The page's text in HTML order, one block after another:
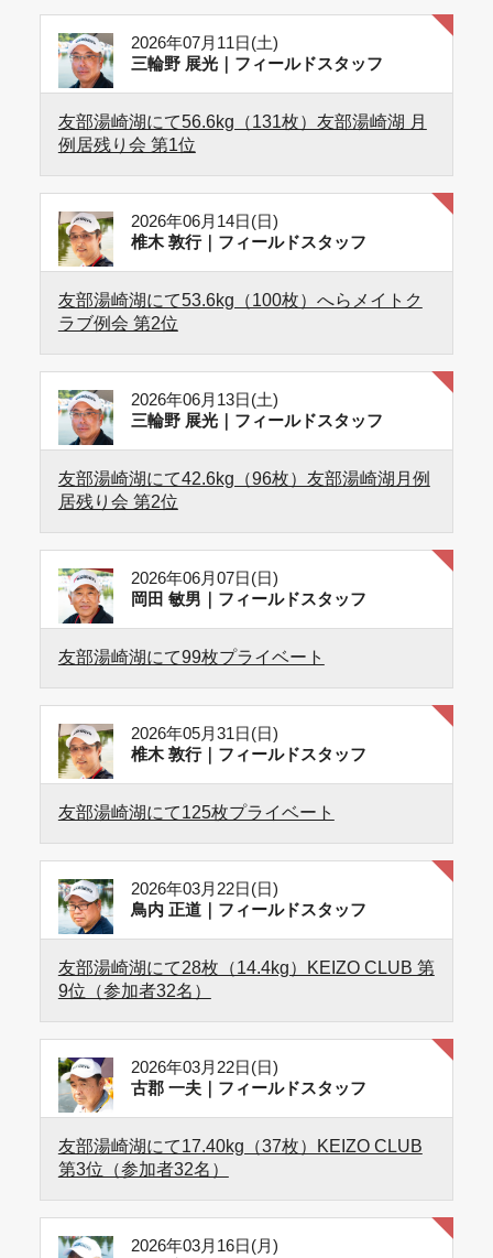
2026年07月11日(土)
三輪野 展光｜フィールドスタッフ
友部湯崎湖にて56.6kg（131枚）友部湯崎湖 月
例居残り会 第1位
2026年06月14日(日)
椎木 敦行｜フィールドスタッフ
友部湯崎湖にて53.6kg（100枚）へらメイトク
ラブ例会 第2位
2026年06月13日(土)
三輪野 展光｜フィールドスタッフ
友部湯崎湖にて42.6kg（96枚）友部湯崎湖月例
居残り会 第2位
2026年06月07日(日)
岡田 敏男｜フィールドスタッフ
友部湯崎湖にて99枚プライベート
2026年05月31日(日)
椎木 敦行｜フィールドスタッフ
友部湯崎湖にて125枚プライベート
2026年03月22日(日)
鳥内 正道｜フィールドスタッフ
友部湯崎湖にて28枚（14.4kg）KEIZO CLUB 第
9位（参加者32名）
2026年03月22日(日)
古郡 一夫｜フィールドスタッフ
友部湯崎湖にて17.40kg（37枚）KEIZO CLUB
第3位（参加者32名）
2026年03月16日(月)